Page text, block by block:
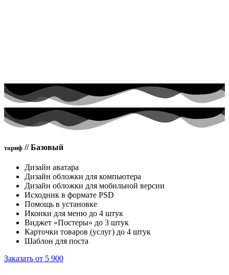
тариф //Базовый
Дизайн аватара
Дизайн обложки для компьютера
Дизайн обложки для мобильной версии
Исходник в формате PSD
Помощь в установке
Иконки для меню до 4 штук
Виджет «Постеры» до 3 штук
Карточки товаров (услуг) до 4 штук
Шаблон для поста
Заказать от 5 900